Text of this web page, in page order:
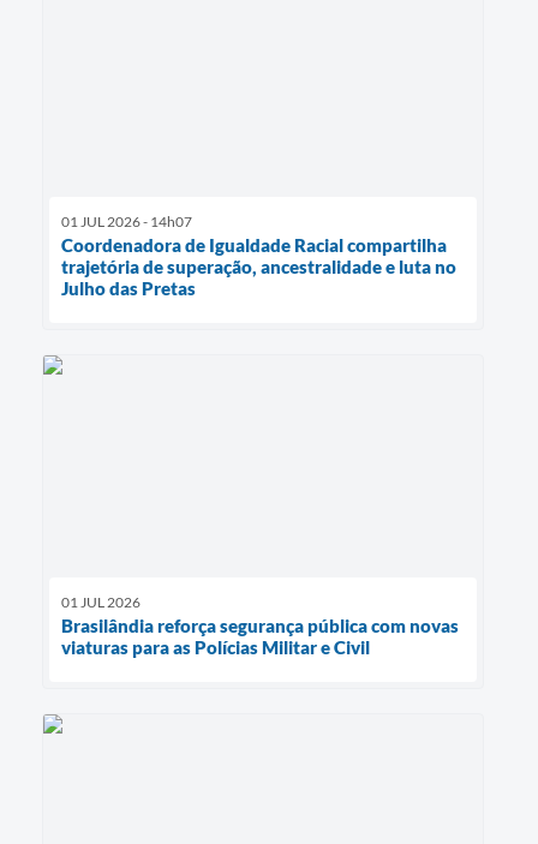
01 JUL 2026 - 14h07
Coordenadora de Igualdade Racial compartilha
trajetória de superação, ancestralidade e luta no
Julho das Pretas
01 JUL 2026
Brasilândia reforça segurança pública com novas
viaturas para as Polícias Militar e Civil